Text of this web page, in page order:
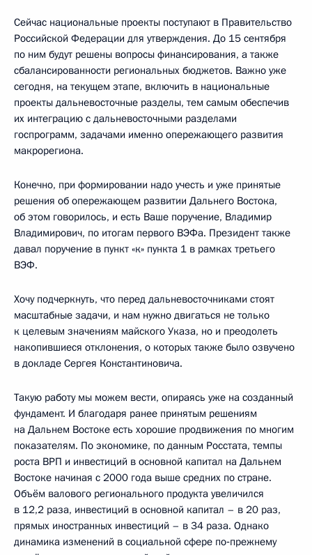
Сейчас национальные проекты поступают в Правительство
Российской Федерации для утверждения. До 15 сентября
по ним будут решены вопросы финансирования, а также
сбалансированности региональных бюджетов. Важно уже
сегодня, на текущем этапе, включить в национальные
проекты дальневосточные разделы, тем самым обеспечив
их интеграцию с дальневосточными разделами
госпрограмм, задачами именно опережающего развития
макрорегиона.
Конечно, при формировании надо учесть и уже принятые
решения об опережающем развитии Дальнего Востока,
об этом говорилось, и есть Ваше поручение, Владимир
Владимирович, по итогам первого ВЭФа. Президент также
давал поручение в пункт «к» пункта 1 в рамках третьего
ВЭФ.
Хочу подчеркнуть, что перед дальневосточниками стоят
масштабные задачи, и нам нужно двигаться не только
к целевым значениям майского Указа, но и преодолеть
накопившиеся отклонения, о которых также было озвучено
в докладе Сергея Константиновича.
Такую работу мы можем вести, опираясь уже на созданный
фундамент. И благодаря ранее принятым решениям
на Дальнем Востоке есть хорошие продвижения по многим
показателям. По экономике, по данным Росстата, темпы
роста ВРП и инвестиций в основной капитал на Дальнем
Востоке начиная с 2000 года выше средних по стране.
Объём валового регионального продукта увеличился
в 12,2 раза, инвестиций в основной капитал – в 20 раз,
прямых иностранных инвестиций – в 34 раза. Однако
динамика изменений в социальной сфере по‑прежнему